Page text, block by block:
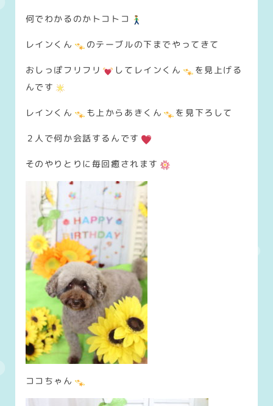
何でわかるのかトコトコ
レインくん のテーブルの下までやってきて
おしっぽフリフリ してレインくん
を見上げる
んです
レインくん も上からあきくん を見下ろして
２人で何か会話するんです
そのやりとりに毎回癒されます
ココちゃん